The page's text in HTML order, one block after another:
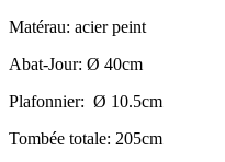
Matérau: acier peint
Abat-Jour: Ø 40cm
Plafonnier: Ø 10.5cm
Tombée totale: 205cm